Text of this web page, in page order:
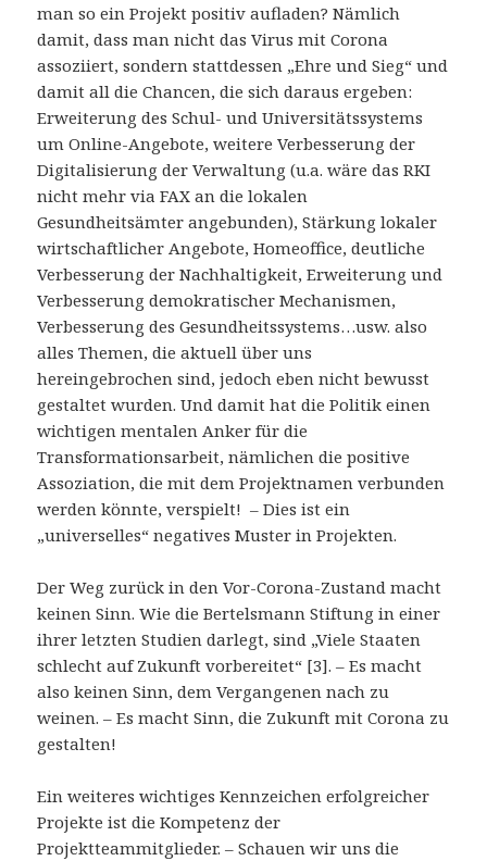
man so ein Projekt positiv aufladen? Nämlich
damit, dass man nicht das Virus mit Corona
assoziiert, sondern stattdessen „Ehre und Sieg“ und
damit all die Chancen, die sich daraus ergeben:
Erweiterung des Schul- und Universitätssystems
um Online-Angebote, weitere Verbesserung der
Digitalisierung der Verwaltung (u.a. wäre das RKI
nicht mehr via FAX an die lokalen
Gesundheitsämter angebunden), Stärkung lokaler
wirtschaftlicher Angebote, Homeoffice, deutliche
Verbesserung der Nachhaltigkeit, Erweiterung und
Verbesserung demokratischer Mechanismen,
Verbesserung des Gesundheitssystems…usw. also
alles Themen, die aktuell über uns
hereingebrochen sind, jedoch eben nicht bewusst
gestaltet wurden. Und damit hat die Politik einen
wichtigen mentalen Anker für die
Transformationsarbeit, nämlichen die positive
Assoziation, die mit dem Projektnamen verbunden
werden könnte, verspielt! – Dies ist ein
„universelles“ negatives Muster in Projekten.
Der Weg zurück in den Vor-Corona-Zustand macht
keinen Sinn. Wie die Bertelsmann Stiftung in einer
ihrer letzten Studien darlegt, sind „Viele Staaten
schlecht auf Zukunft vorbereitet“ [3]. – Es macht
also keinen Sinn, dem Vergangenen nach zu
weinen. – Es macht Sinn, die Zukunft mit Corona zu
gestalten!
Ein weiteres wichtiges Kennzeichen erfolgreicher
Projekte ist die Kompetenz der
Projektteammitglieder. – Schauen wir uns die